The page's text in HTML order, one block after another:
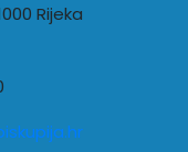
Rijeka